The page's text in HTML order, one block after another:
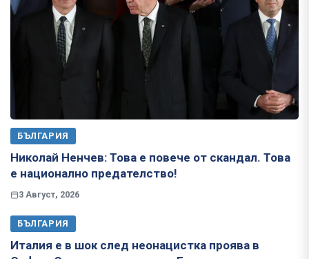
БЪЛГАРИЯ
Николай Ненчев: Това е повече от скандал. Това
е национално предателство!
3 Август, 2026
БЪЛГАРИЯ
Италия е в шок след неонацистка проява в